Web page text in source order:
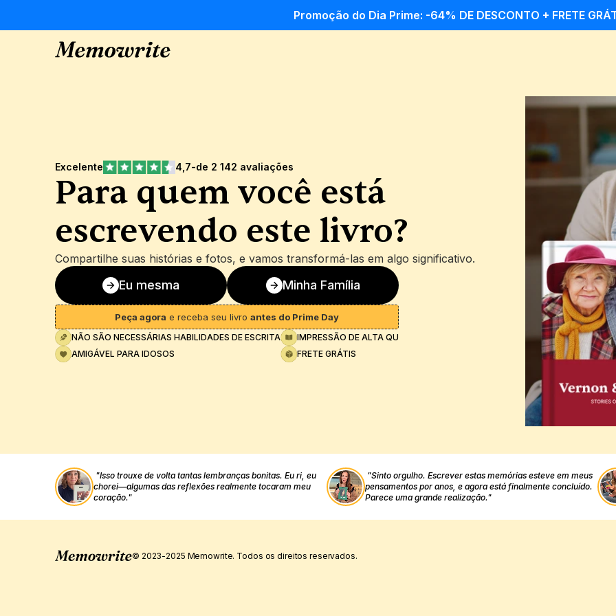
Promoção do Dia Prime: -64% DE DESCONTO + FRETE
Excelente 4,7-de 2 142 avaliações
Para quem você está
escrevendo este livro?
Compartilhe suas histórias e fotos, e vamos transformá-las em algo significativo.
Eu mesma Minha Família
Peça agora e receba seu livro antes do Prime Day
NÃO SÃO NECESSÁRIAS HABILIDADES DE ESCRITA
AMIGÁVEL PARA IDOSOS
IMPRESSÃO DE ALTA QUALIDADE
FRETE GRÁTIS
"Isso trouxe de volta tantas lembranças bonitas. Eu ri, eu
chorei—algumas das reflexões realmente tocaram meu
coração."
"Sinto orgulho. Escrever estas memórias esteve em meus
pensamentos por anos, e agora está finalmente concluído.
Parece uma grande realização."
© 2023-2025 Memowrite. Todos os direitos reservados.